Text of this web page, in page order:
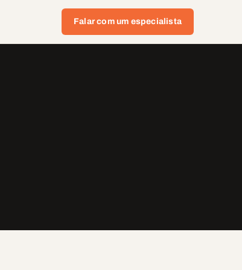
Falar com um especialista